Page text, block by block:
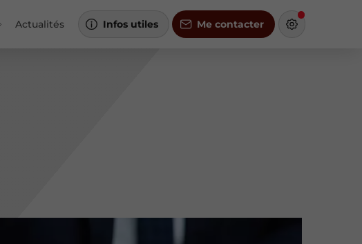
Actualités Infos utiles Me contacter